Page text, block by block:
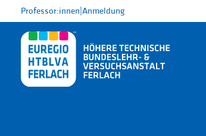
Professor:innen Anmeldung